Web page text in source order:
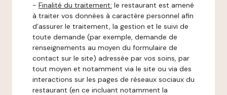
- Finalité du traitement: le restaurant est amené
à traiter vos données à caractère personnel afin
d’assurer le traitement, la gestion et le suivi de
toute demande (par exemple, demande de
renseignements au moyen du formulaire de
contact sur le site) adressée par vos soins, par
tout moyen et notamment via le site ou via des
interactions sur les pages de réseaux sociaux du
restaurant (en ce incluant notamment la